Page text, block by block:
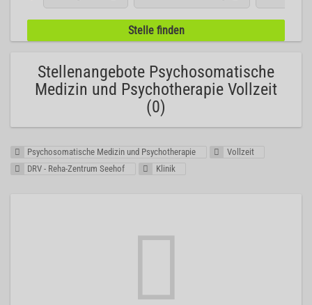
Stellenangebote Psychosomatische
Medizin und Psychotherapie Vollzeit
(0)
Psychosomatische Medizin und Psychotherapie
Vollzeit
DRV - Reha-Zentrum Seehof
Klinik